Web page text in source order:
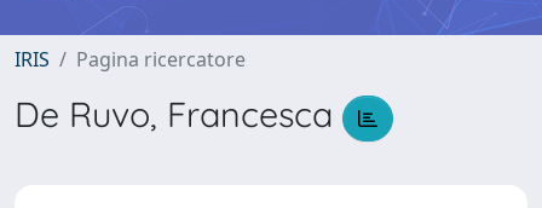
IRIS Pagina ricercatore
De Ruvo, Francesca